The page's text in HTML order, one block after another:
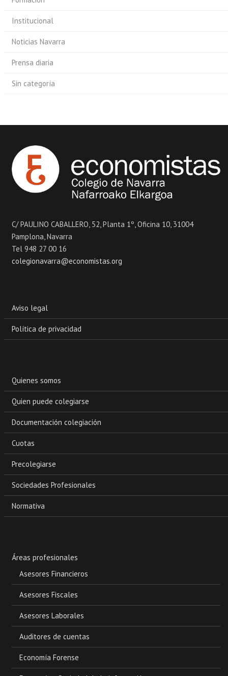
Institucional
Noticias Navarra
Prensa diaria
Sin categoría
C/ PAULINO CABALLERO, 52, Planta 1º, Oficina 10, 31004
Pamplona, Navarra
Tel 948 27 00 16
colegionavarra@economistas.org
Aviso legal
Política de privacidad
Quienes somos
Quien puede colegiarse
Documentación colegiación
Cuotas
Precolegiarse
Sociedades Profesionales
Normativa
Áreas profesionales
Asesores Financieros
Asesores Fiscales
Asesores Laborales
Auditores de cuentas
Economía Forense